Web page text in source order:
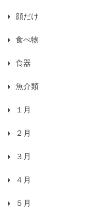
顔だけ
食べ物
食器
魚介類
１月
２月
３月
４月
５月